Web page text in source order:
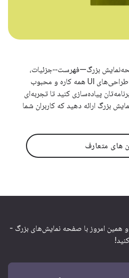
بزرگ—فهرست‑‑جزئیات،
فید، و صفحه پشتیبانی—طراحی‌های UI همه کاره و محبوب
پیاده‌سازی کنید تا تجربه‌ای
بزرگ ارائه دهید که کاربران شما
های متعارف
همین امروز با صفحه نمایش‌های بزرگ -